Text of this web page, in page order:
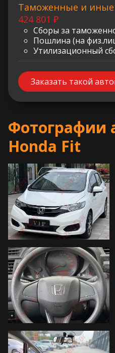
Таможенные и иные
424 801 ₽
Сборы за
Пошлина (на
Утилизационный
Заказать такой
Фотографии
Honda Fit